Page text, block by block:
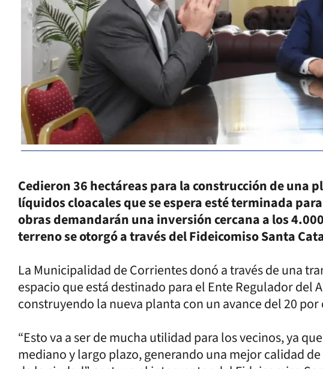
Cedieron 36 hectáreas para la construcción de una
líquidos cloacales que se espera esté terminada
obras demandarán una inversión cercana a los
terreno se otorgó a través del Fideicomiso Santa
La Municipalidad de Corrientes donó a través de una
espacio que está destinado para el Ente Regulador del
construyendo la nueva planta con un avance del 20 por
“Esto va a ser de mucha utilidad para los vecinos, ya
mediano y largo plazo, generando una mejor calidad